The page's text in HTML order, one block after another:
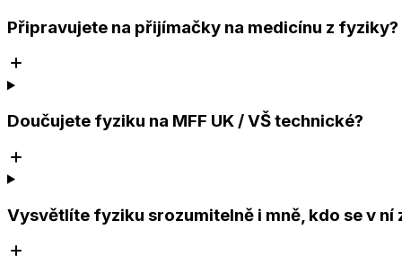
Připravujete na přijímačky na medicínu z fyziky?
Doučujete fyziku na MFF UK / VŠ technické?
Vysvětlíte fyziku srozumitelně i mně, kdo se v ní